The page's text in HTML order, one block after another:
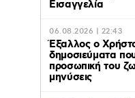
Εισαγγελία
06.08.2026 | 22:43
Έξαλλος ο
δημοσιεύματα
προσωπική του
μηνύσεις